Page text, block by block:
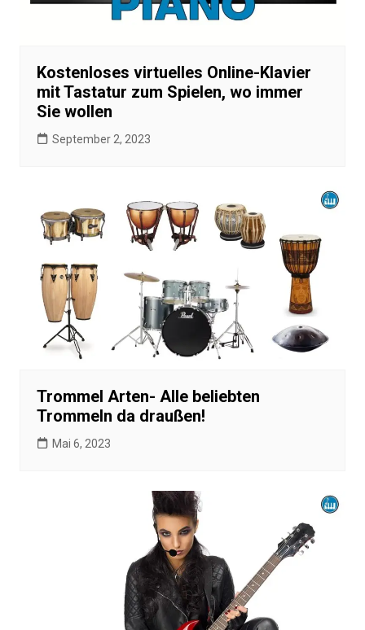
Kostenloses virtuelles Online-Klavier
mit Tastatur zum Spielen, wo immer
Sie wollen
September 2, 2023
Trommel Arten- Alle beliebten
Trommeln da draußen!
Mai 6, 2023